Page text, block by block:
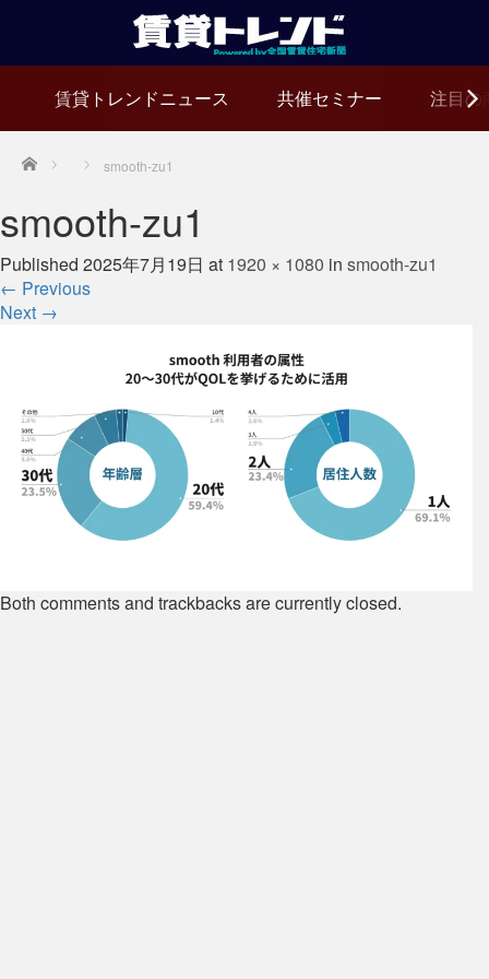
賃貸トレンドニュース 共催セミナー 注目の
Home smooth-zu1
smooth-zu1
Published 2025年7月19日 at 1920 × 1080 in smooth-zu1
← Previous
Next →
Both comments and trackbacks are currently closed.